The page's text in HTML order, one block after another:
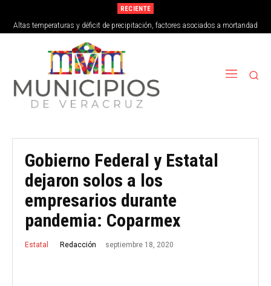
RECIENTE
Altas temperaturas y déficit de precipitación, factores asociados a mortandad
de peces en Vega de Alatorre
Gobierno Federal y Estatal
dejaron solos a los
empresarios durante
pandemia: Coparmex
Estatal Redacción septiembre 18, 2020